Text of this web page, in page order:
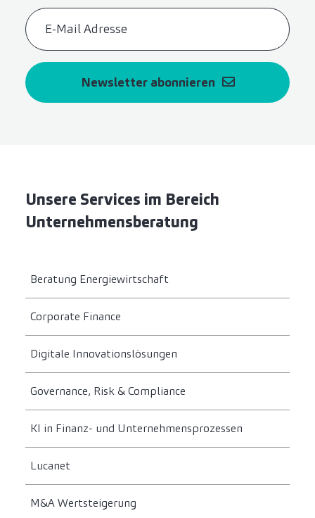
Newsletter abonnieren
Unsere Services im Bereich
Unternehmensberatung
Beratung Energiewirtschaft
Corporate Finance
Digitale Innovationslösungen
Governance, Risk & Compliance
KI in Finanz- und Unternehmensprozessen
Lucanet
M&A Wertsteigerung